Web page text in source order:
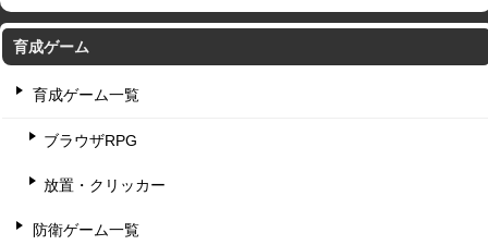
育成ゲーム
育成ゲーム一覧
ブラウザRPG
放置・クリッカー
防衛ゲーム一覧